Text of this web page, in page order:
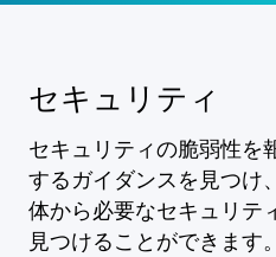
セキュリティ
セキュリティの脆弱性を
するガイダンスを見つ
体から必要なセキュリテ
見つけることができます。